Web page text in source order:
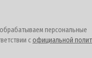
персональные
софициальной